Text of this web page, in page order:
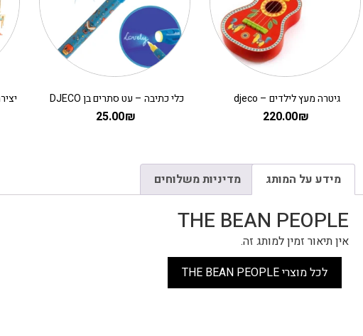
גיטרה מעץ לילדים – djeco
220.00₪
כלי כתיבה – עט סתרים בן DJECO
25.00₪
מידע על המותג מדיניות משלוחים
THE BEAN PEOPLE
אין תיאור זמין למותג זה.
לכל מוצרי THE BEAN PEOPLE